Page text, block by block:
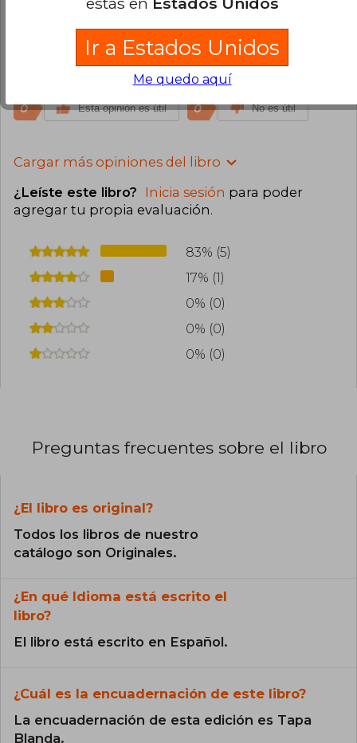
Compra Verificada
Llego en excelente estado y en el tiempo indicado.
0 Esta opinión es útil 0 No es útil
Cargar más opiniones del libro
¿Leíste este libro? Inicia sesión para poder
agregar tu propia evaluación.
83% (5)
17% (1)
0% (0)
0% (0)
0% (0)
Preguntas frecuentes sobre el libro
¿El libro es original?
Todos los libros de nuestro
catálogo son Originales.
¿En qué Idioma está escrito el
libro?
El libro está escrito en Español.
¿Cuál es la encuadernación de este libro?
La encuadernación de esta edición es Tapa
Blanda.
Ir a Estados Unidos
Me quedo aquí